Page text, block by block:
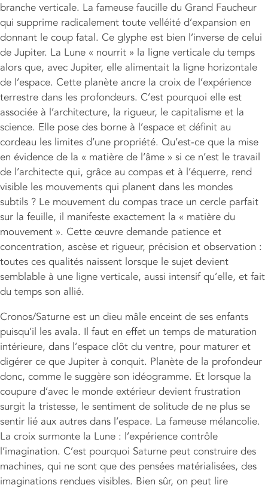
branche verticale. La fameuse faucille du Grand Faucheur
qui supprime radicalement toute velléité d’expansion en
donnant le coup fatal. Ce glyphe est bien l’inverse de celui
de Jupiter. La Lune « nourrit » la ligne verticale du temps
alors que, avec Jupiter, elle alimentait la ligne horizontale
de l’espace. Cette planète ancre la croix de l’expérience
terrestre dans les profondeurs. C’est pourquoi elle est
associée à l’architecture, la rigueur, le capitalisme et la
science. Elle pose des borne à l’espace et définit au
cordeau les limites d’une propriété. Qu’est-ce que la mise
en évidence de la « matière de l’âme » si ce n’est le travail
de l’architecte qui, grâce au compas et à l’équerre, rend
visible les mouvements qui planent dans les mondes
subtils ? Le mouvement du compas trace un cercle parfait
sur la feuille, il manifeste exactement la « matière du
mouvement ». Cette œuvre demande patience et
concentration, ascèse et rigueur, précision et observation :
toutes ces qualités naissent lorsque le sujet devient
semblable à une ligne verticale, aussi intensif qu’elle, et fait
du temps son allié.
Cronos/Saturne est un dieu mâle enceint de ses enfants
puisqu’il les avala. Il faut en effet un temps de maturation
intérieure, dans l’espace clôt du ventre, pour maturer et
digérer ce que Jupiter à conquit. Planète de la profondeur
donc, comme le suggère son idéogramme. Et lorsque la
coupure d’avec le monde extérieur devient frustration
surgit la tristesse, le sentiment de solitude de ne plus se
sentir lié aux autres dans l’espace. La fameuse mélancolie.
La croix surmonte la Lune : l’expérience contrôle
l’imagination. C’est pourquoi Saturne peut construire des
machines, qui ne sont que des pensées matérialisées, des
imaginations rendues visibles. Bien sûr, on peut lire